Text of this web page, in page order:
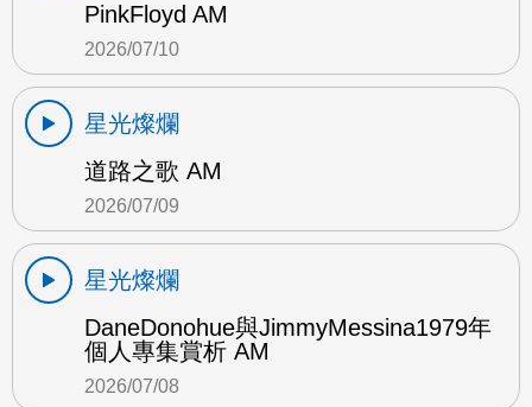
PinkFloyd AM
2026/07/10
星光燦爛
道路之歌 AM
2026/07/09
星光燦爛
DaneDonohue與JimmyMessina1979年
個人專集賞析 AM
2026/07/08